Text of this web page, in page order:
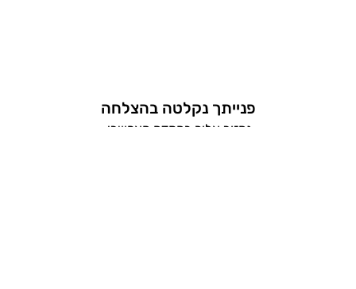
פנייתך נקלטה בהצלחה
נחזור אליך בהקדם האפשרי.